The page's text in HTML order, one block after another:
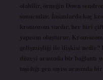
olabilir, örneğin Down
sonucudur. İnsanlarda kaç
kromozom vardır, her biri
yapısını oluşturur.
gelişmişliği ile ilişkisi nedir?
düzeyi arasında bir bağlantı
taşıdığı gen sayısı